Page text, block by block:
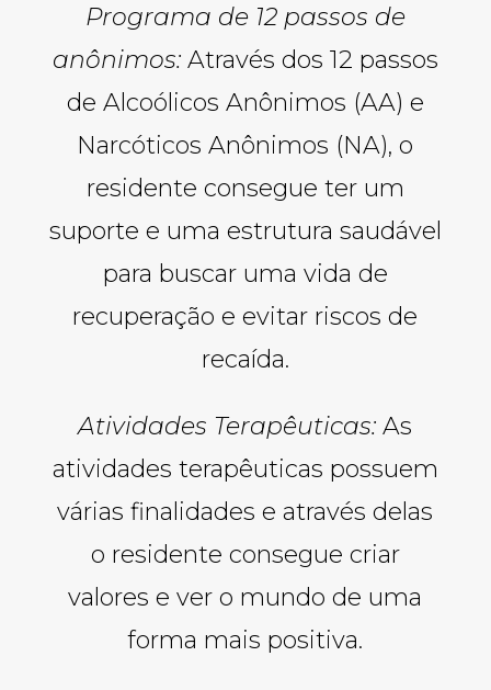
Programa de 12 passos de
anônimos: Através dos 12 passos
de Alcoólicos Anônimos (AA) e
Narcóticos Anônimos (NA), o
residente consegue ter um
suporte e uma estrutura saudável
para buscar uma vida de
recuperação e evitar riscos de
recaída.
Atividades Terapêuticas: As
atividades terapêuticas possuem
várias finalidades e através delas
o residente consegue criar
valores e ver o mundo de uma
forma mais positiva.